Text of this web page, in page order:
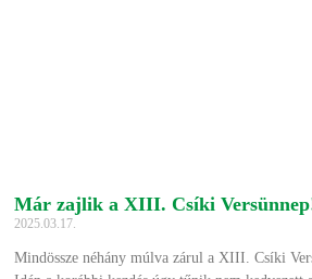
Már zajlik a XIII. Csíki
2025.03.17.
Mindössze néhány múlva zárul a XIII. Csíki